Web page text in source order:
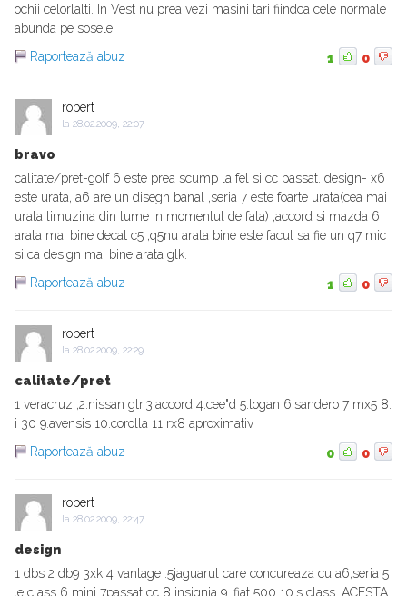
ochii celorlalti. In Vest nu prea vezi masini tari fiindca cele normale
abunda pe sosele.
Raportează abuz
1 0
robert
la 28.02.2009, 22:07
bravo
calitate/pret-golf 6 este prea scump la fel si cc passat. design- x6
este urata, a6 are un disegn banal ,seria 7 este foarte urata(cea mai
urata limuzina din lume in momentul de fata) ,accord si mazda 6
arata mai bine decat c5 ,q5nu arata bine este facut sa fie un q7 mic
si ca design mai bine arata glk.
Raportează abuz
1 0
robert
la 28.02.2009, 22:29
calitate/pret
1 veracruz ,2.nissan gtr,3.accord 4.cee"d 5.logan 6.sandero 7 mx5 8.
i 30 9.avensis 10.corolla 11 rx8 aproximativ
Raportează abuz
0 0
robert
la 28.02.2009, 22:47
design
1 dbs 2 db9 3xk 4 vantage .5jaguarul care concureaza cu a6,seria 5
,e class 6 mini 7passat cc 8 insignia 9. fiat 500 10.s class. ACESTA